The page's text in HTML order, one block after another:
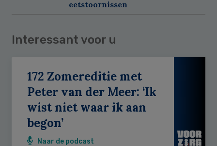
eetstoornissen
Interessant voor u
172 Zomereditie met
Peter van der Meer: ‘Ik
wist niet waar ik aan
begon’
Naar de podcast